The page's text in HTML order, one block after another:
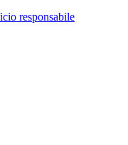
responsabile